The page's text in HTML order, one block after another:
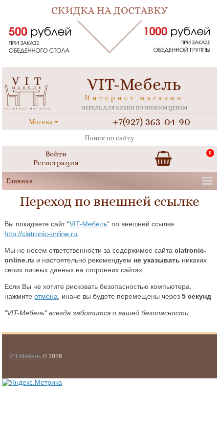
VIT-Мебель
Интернет магазин
МЕБЕЛЬ ДЛЯ КУХНИ ПО НИЗКИМ ЦЕНАМ
Москва +7(927) 363-04-90
Войти
Регистрация
0
Переход по внешней ссылке
Вы покидаете сайт "VIT-Мебель" по внешней ссылке
http://clatronic-online.ru
Мы не несем ответственности за содержимое сайтаclatronic-
online.ru и настоятельно рекомендуем не указывать никаких
своих личных данных на сторонних сайтах.
Если Вы не хотите рисковать безопасностью компьютера,
нажмитеотмена , иначе вы будете перемещены через5 секунд
"VIT-Мебель" всегда заботится о вашей безопасности.
VIT-Мебель © 2026